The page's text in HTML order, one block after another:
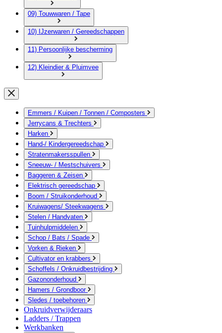
09) Touwwaren / Tape
10) IJzerwaren / Gereedschappen
11) Persoonlijke bescherming
12) Kleindier & Pluimvee
Emmers / Kuipen / Tonnen / Composters
Jerrycans & Trechters
Harken
Hand-/ Kindergereedschap
Stratenmakersspullen
Sneeuw- / Mestschuivers
Baggeren & Zeisen
Elektrisch gereedschap
Boom / Struikonderhoud
Kruiwagens/ Steekwagens
Stelen / Handvaten
Tuinhulpmiddelen
Schop / Bats / Spade
Vorken & Rieken
Cultivator en krabbers
Schoffels / Onkruidbestrijding
Gazononderhoud
Hamers / Grondboor
Sledes / toebehoren
Onkruidverwijderaars
Ladders / Trappen
Werkbanken